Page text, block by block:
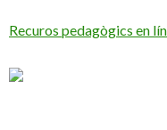
Recuros pedagògics en